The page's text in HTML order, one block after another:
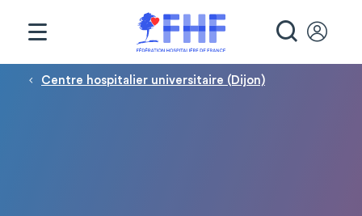
Fil d'Ariane
Centre hospitalier universitaire (Dijon)
Panneau de gestion des cookies